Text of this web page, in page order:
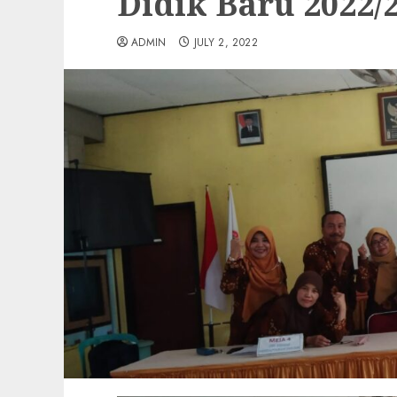
ADMIN JULY 2, 2022